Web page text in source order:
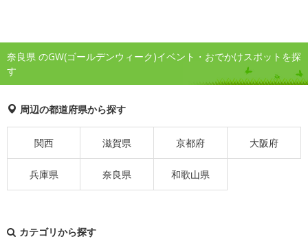
奈良県 のGW(ゴールデンウィーク)イベント・おでかけスポットを探
す
周辺の都道府県から探す
関西 滋賀県 京都府 大阪府
兵庫県 奈良県 和歌山県
カテゴリから探す